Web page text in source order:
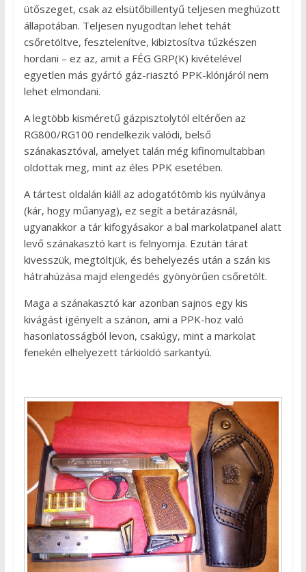
ütőszeget, csak az elsütőbillentyű teljesen meghúzott
állapotában. Teljesen nyugodtan lehet tehát
csőretöltve, fesztelenítve, kibiztosítva tűzkészen
hordani – ez az, amit a FÉG GRP(K) kivételével
egyetlen más gyártó gáz-riasztó PPK-klónjáról nem
lehet elmondani.
A legtöbb kisméretű gázpisztolytól eltérően az
RG800/RG100 rendelkezik valódi, belső
szánakasztóval, amelyet talán még kifinomultabban
oldottak meg, mint az éles PPK esetében.
A tártest oldalán kiáll az adogatótömb kis nyúlványa
(kár, hogy műanyag), ez segít a betárazásnál,
ugyanakkor a tár kifogyásakor a bal markolatpanel alatt
levő szánakasztó kart is felnyomja. Ezután tárat
kivesszük, megtöltjük, és behelyezés után a szán kis
hátrahúzása majd elengedés gyönyörűen csőretölt.
Maga a szánakasztó kar azonban sajnos egy kis
kivágást igényelt a szánon, ami a PPK-hoz való
hasonlatosságból levon, csakúgy, mint a markolat
fenekén elhelyezett tárkioldó sarkantyú.